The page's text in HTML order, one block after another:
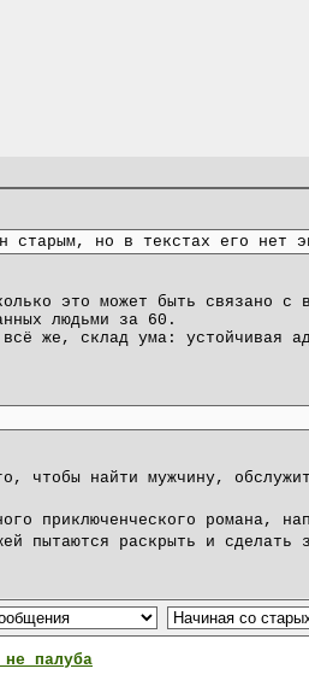
старым, но в текстах его нет
это может быть связано с
людьми за 60.
же, склад ума: устойчивая
чтобы найти мужчину,
приключенческого романа,
пытаются раскрыть и сделать
палуба